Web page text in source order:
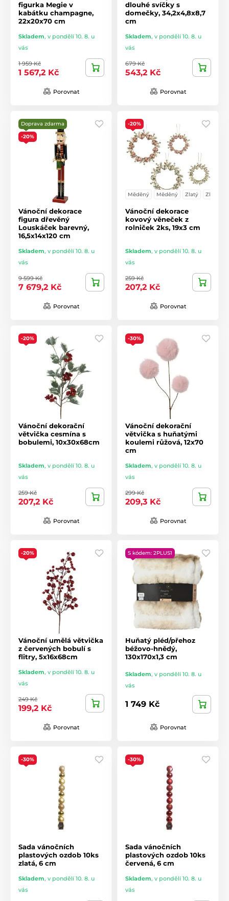
figurka Megie v
kabátku champagne,
22x20x70 cm
Skladem, v pondělí 10. 8. u
vás
1 959 Kč
1 567,2 Kč
Porovnat
dlouhé svíčky s
domečky, 34,2x4,8x8,7
cm
Skladem, v pondělí 10. 8. u
vás
679 Kč
543,2 Kč
Porovnat
Doprava zdarma
-20%
Vánoční dekorace
figura dřevěný
Louskáček barevný,
16,5x14x120 cm
Skladem, v pondělí 10. 8. u
vás
9 599 Kč
7 679,2 Kč
Porovnat
-20%
Měděný Měděný Zlatý Zlatý
Vánoční dekorace
kovový věneček z
rolniček 2ks, 19x3 cm
Skladem, v pondělí 10. 8. u
vás
259 Kč
207,2 Kč
Porovnat
-20%
Vánoční dekorační
větvička cesmína s
bobulemi, 10x30x68cm
Skladem, v pondělí 10. 8. u
vás
259 Kč
207,2 Kč
Porovnat
-30%
Vánoční dekorační
větvička s huňatými
koulemi růžová, 12x70
cm
Skladem, v pondělí 10. 8. u
vás
299 Kč
209,3 Kč
Porovnat
-20%
Vánoční umělá větvička
z červených bobulí s
flitry, 5x16x68cm
Skladem, v pondělí 10. 8. u
vás
249 Kč
199,2 Kč
Porovnat
S kódem: 2PLUS1
Huňatý pléd/přehoz
béžovo-hnědý,
130x170x1,3 cm
Skladem, v pondělí 10. 8. u
vás
1 749 Kč
Porovnat
-30%
Sada vánočních
plastových ozdob 10ks
zlatá, 6 cm
Skladem, v pondělí 10. 8. u
vás
-30%
Sada vánočních
plastových ozdob 10ks
červená, 6 cm
Skladem, v pondělí 10. 8. u
vás